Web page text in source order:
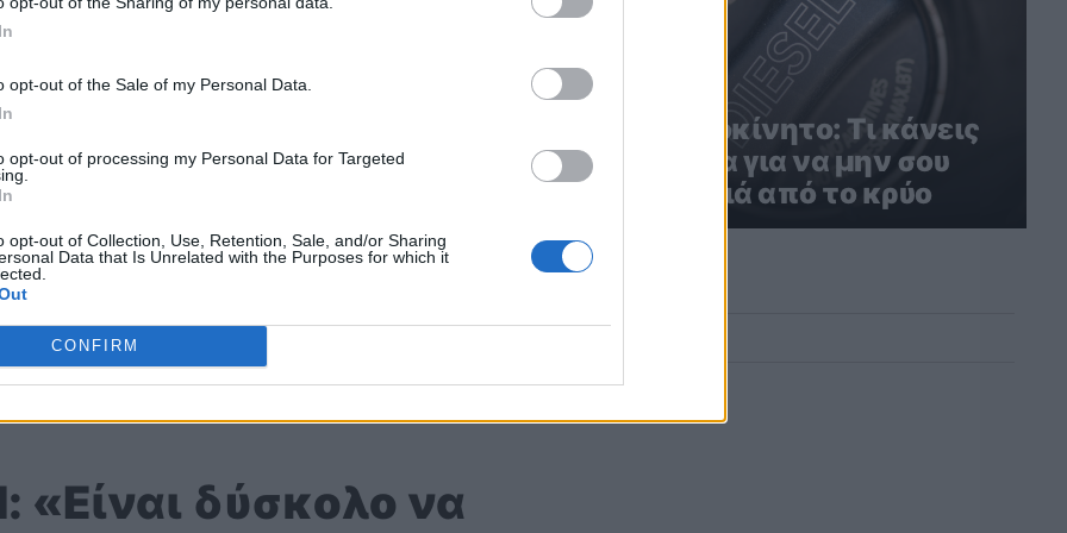
opt-out of the Sale of my Personal Data.
opt-out of processing my Personal Data for Targeted
opt-out of Collection, Use, Retention, Sale, and/or Sharing
Data that Is Unrelated with the Purposes for which it
CONFIRM
θέση κάθε Σαββατοκύριακο, τότε π
Hamilton –
σχέση το
και το Nico. Όταν μάχεσαι για την πρώτη
να αλλάξουν λίγο. Έχουμε βρεθεί σε
«Είναι δύσκολο να
Diesel αυτοκίνητο: Τι κάνεις
το χειμώνα για να μην σου
βγάλει ζημιά από το κρύο